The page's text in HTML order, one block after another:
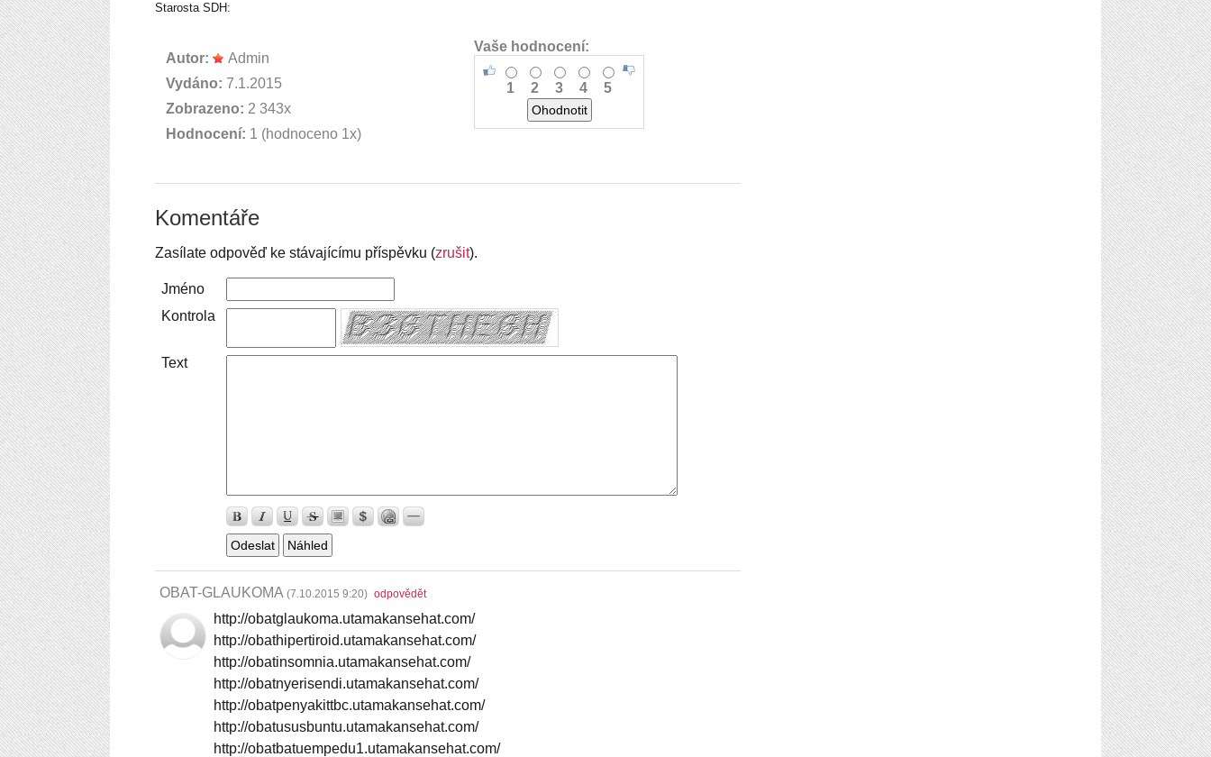
Starosta SDH:
Autor:
Admin
Vydáno: 7.1.2015
Zobrazeno: 2 343x
Hodnocení: 1 (hodnoceno 1x)
Vaše hodnocení:
1 2 3 4 5
Komentáře
Zasílate odpověď ke stávajícímu příspěvku (zrušit).
Jméno
Kontrola
Text
Náhled
OBAT-GLAUKOMA (7.10.2015 9:20) odpovědět
http://obatglaukoma.utamakansehat.com/
http://obathipertiroid.utamakansehat.com/
http://obatinsomnia.utamakansehat.com/
http://obatnyerisendi.utamakansehat.com/
http://obatpenyakittbc.utamakansehat.com/
http://obatususbuntu.utamakansehat.com/
http://obatbatuempedu1.utamakansehat.com/